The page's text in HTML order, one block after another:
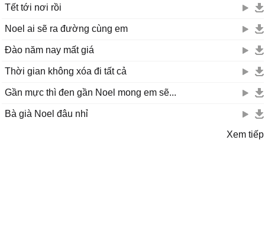
Tết tới nơi rồi
Noel ai sẽ ra đường cùng em
Đào năm nay mất giá
Thời gian không xóa đi tất cả
Gần mực thì đen gần Noel mong em sẽ...
Bà già Noel đâu nhỉ
Xem tiếp